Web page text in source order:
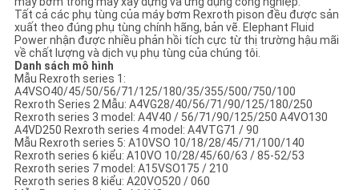
Tất cả các phụ tùng của máy bơm Rexroth pison đều được sản
xuất theo đúng phụ tùng chính hãng, bản vẽ. Elephant Fluid
Power nhận được nhiều phản hồi tích cực từ thị trường hậu mãi
về chất lượng và dịch vụ phụ tùng của chúng tôi.
Danh sách mô hình
Mẫu Rexroth series 1:
A4VSO40/45/50/56/71/125/180/35/355/500/750/100
Rexroth Series 2 Mẫu: A4VG28/40/56/71/90/125/180/250
Rexroth series 3 model: A4V40 / 56/71/90/125/250 A4VO130
A4VD250 Rexroth series 4 model: A4VTG71 / 90
Mẫu Rexroth series 5: A10VSO 10/18/28/45/71/100/140
Rexroth series 6 kiểu: A10VO 10/28/45/60/63 / 85-52/53
Rexroth series 7 model: A15VSO175 / 210
Rexroth series 8 kiểu: A20VO520 / 060